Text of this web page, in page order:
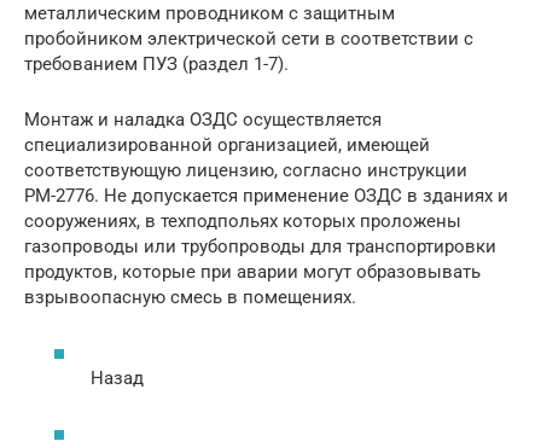
металлическим проводником с защитным
пробойником электрической сети в соответствии с
требованием ПУЗ (раздел 1-7).
Монтаж и наладка ОЗДС осуществляется
специализированной организацией, имеющей
соответствующую лицензию, согласно инструкции
РМ-2776. Не допускается применение ОЗДС в зданиях и
сооружениях, в техподпольях которых проложены
газопроводы или трубопроводы для транспортировки
продуктов, которые при аварии могут образовывать
взрывоопасную смесь в помещениях.
Назад